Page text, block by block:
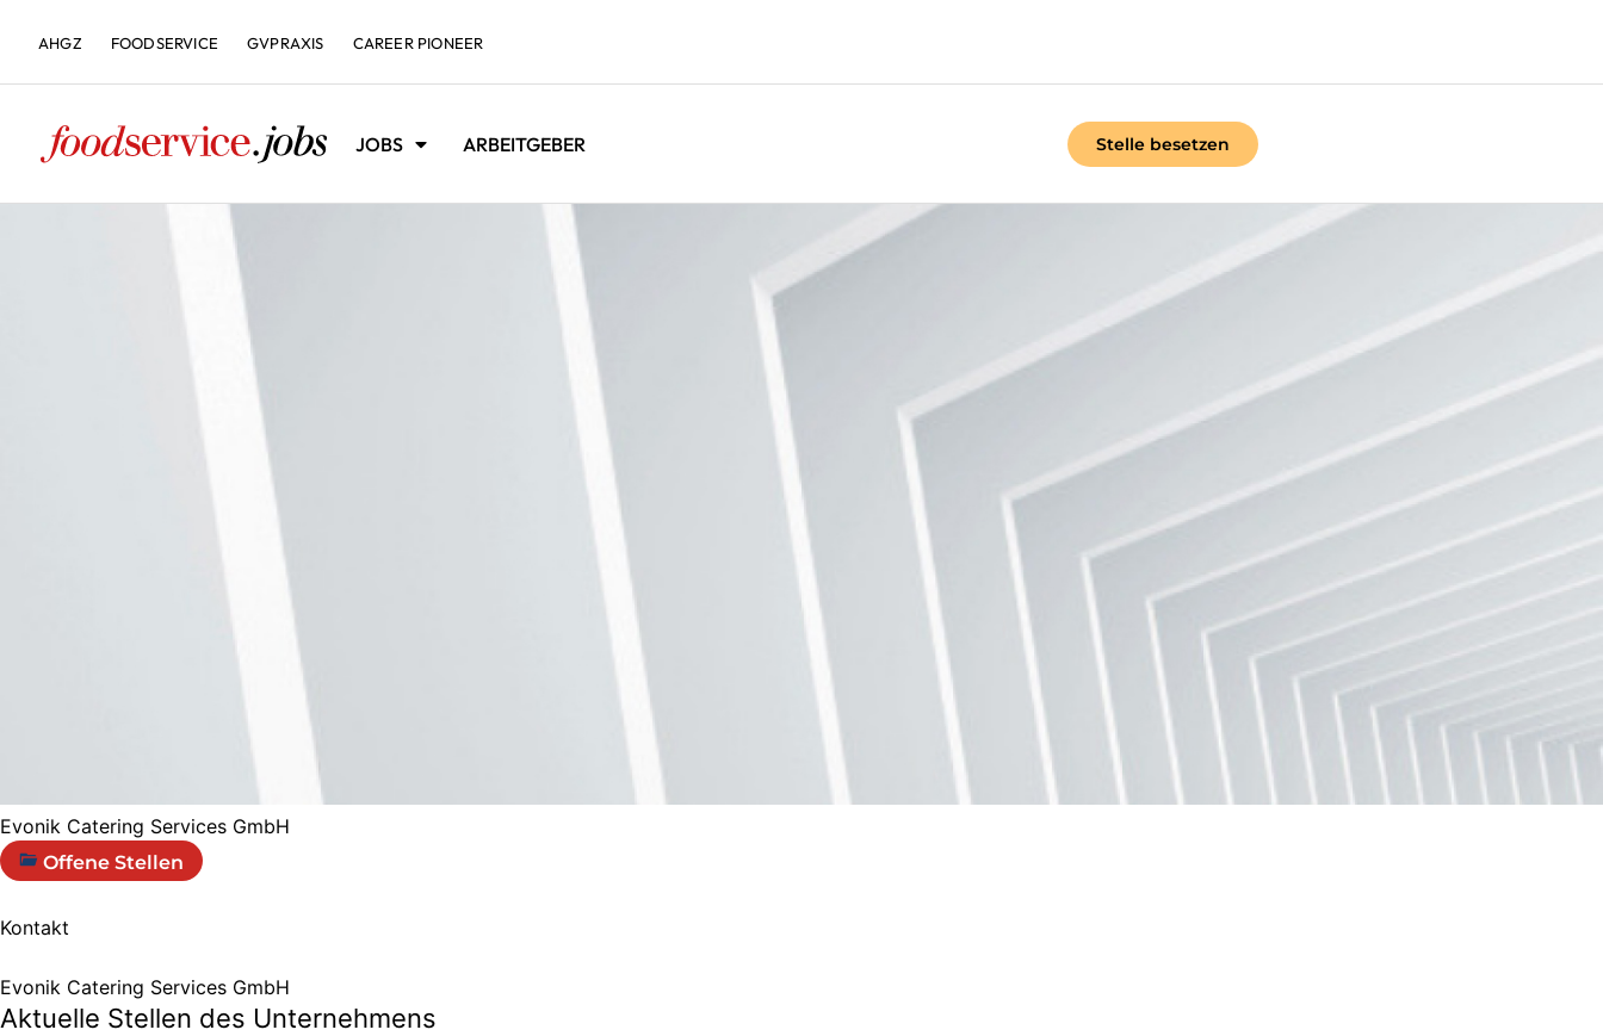
AHGZ FOODSERVICE GVPRAXIS CAREER PIONEER
JOBS ARBEITGEBER Stelle besetzen
Evonik Catering Services GmbH
Offene Stellen
Kontakt
Evonik Catering Services GmbH
Aktuelle Stellen des Unternehmens